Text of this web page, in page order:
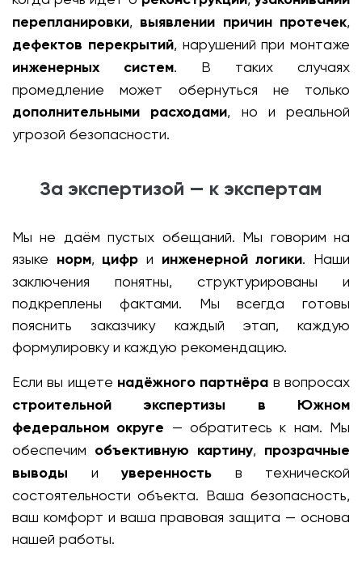
перепланировки, выявлении причин протечек,
дефектов перекрытий, нарушений при монтаже
инженерных систем. В таких случаях
промедление может обернуться не только
дополнительными расходами, но и реальной
угрозой безопасности.
За экспертизой — к экспертам
Мы не даём пустых обещаний. Мы говорим на
языке норм, цифр и инженерной логики. Наши
заключения понятны, структурированы и
подкреплены фактами. Мы всегда готовы
пояснить заказчику каждый этап, каждую
формулировку и каждую рекомендацию.
Если вы ищете надёжного партнёра в вопросах
строительной экспертизы в Южном
федеральном округе — обратитесь к нам. Мы
обеспечим объективную картину, прозрачные
выводы иуверенность в технической
состоятельности объекта. Ваша безопасность,
ваш комфорт и ваша правовая защита — основа
нашей работы.